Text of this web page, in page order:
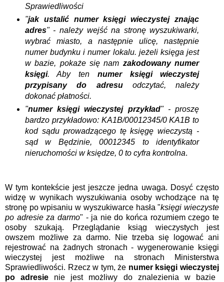
Sprawiedliwości
"jak ustalić numer księgi wieczystej znając
adres" - należy wejść na stronę wyszukiwarki,
wybrać miasto, a następnie ulicę, następnie
numer budynku i numer lokalu. jeżeli księga jest
w bazie, pokaże się nam zakodowany numer
księgi. Aby ten numer księgi wieczystej
przypisany do adresuodczytać, należy
dokonać płatności.
"numer księgi wieczystej przykład" - proszę
bardzo przykładowo: KA1B/00012345/0 KA1B to
kod sądu prowadzącego tę księgę wieczystą -
sąd w Będzinie, 00012345 to identyfikator
nieruchomości w księdze, 0 to cyfra kontrolna.
W tym kontekście jest jeszcze jedna uwaga. Dosyć często
widzę w wynikach wyszukiwania osoby wchodzące na tę
stronę po wpisaniu w wyszukiwarce hasła "księgi wieczyste
po adresie za darmo" - ja nie do końca rozumiem czego te
osoby szukają. Przeglądanie ksiąg wieczystych jest
owszem możliwe za darmo. Nie trzeba się logować ani
rejestrować na żadnych stronach - wygenerowanie księgi
wieczystej jest możliwe na stronach Ministerstwa
Sprawiedliwości. Rzecz w tym, że numer księgi wieczystej
po adresie nie jest możliwy do znalezienia w bazie